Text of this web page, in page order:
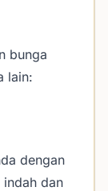
bunga
lain:
dengan
dan